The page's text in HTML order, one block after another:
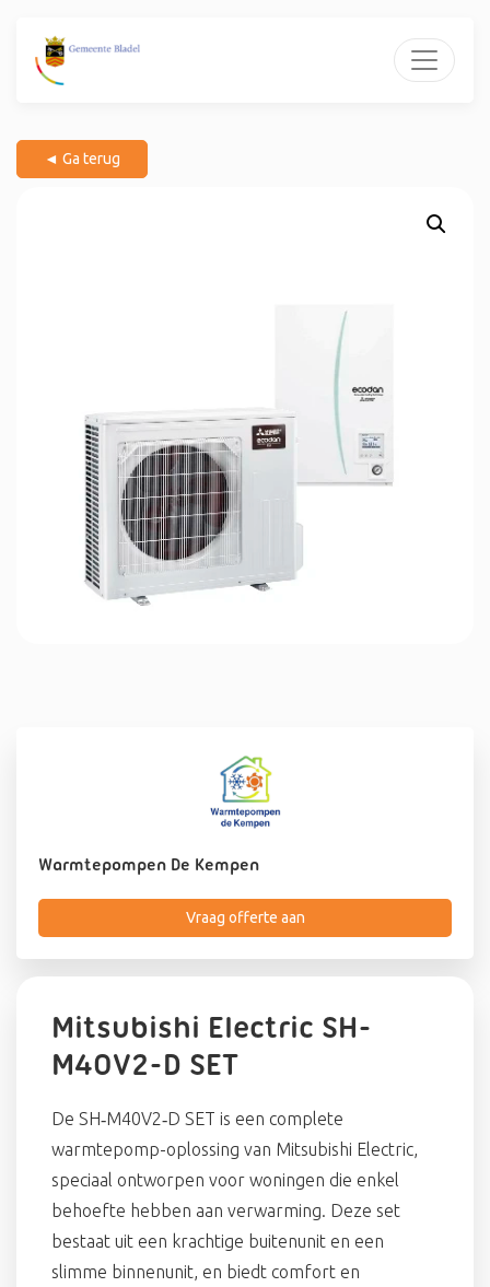
◄ Ga terug
Warmtepompen De Kempen
Vraag offerte aan
Mitsubishi Electric SH-
M40V2-D SET
De SH‑M40V2‑D SET is een complete
warmtepomp-oplossing van Mitsubishi Electric,
speciaal ontworpen voor woningen die enkel
behoefte hebben aan verwarming. Deze set
bestaat uit een krachtige buitenunit en een
slimme binnenunit, en biedt comfort en